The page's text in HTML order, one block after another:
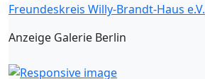
Freundeskreis Willy-Brandt-Haus e.V.
Anzeige Galerie Berlin